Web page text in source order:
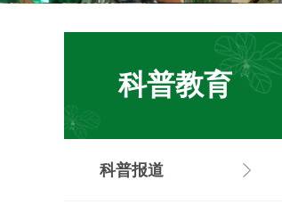
科普教育
科普报道